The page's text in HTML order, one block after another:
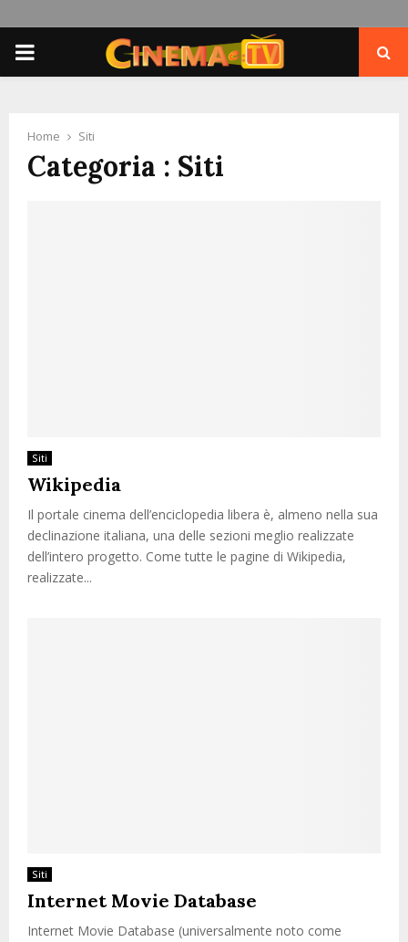
PRIMARY
Home Siti
Categoria : Siti
Siti
Wikipedia
Il portale cinema dell’enciclopedia libera è, almeno nella sua
declinazione italiana, una delle sezioni meglio realizzate
dell’intero progetto. Come tutte le pagine di Wikipedia,
realizzate...
Siti
Internet Movie Database
Internet Movie Database (universalmente noto come